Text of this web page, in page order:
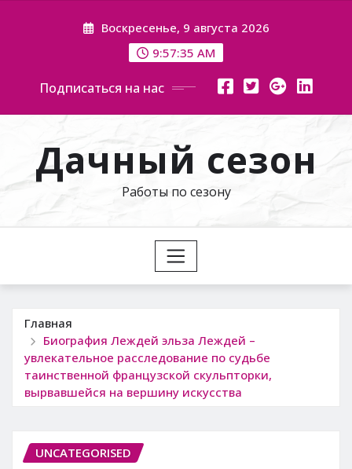
Воскресенье, 9 августа 2026
9:57:36 AM
Подписаться на нас
Дачный сезон
Работы по сезону
Главная
Биография Леждей эльза Леждей –
увлекательное расследование по судьбе
таинственной французской скульпторки,
вырвавшейся на вершину искусства
UNCATEGORISED